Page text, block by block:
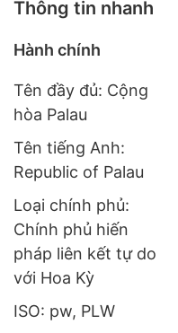
Thông tin nhanh
Hành chính
Tên đầy đủ: Cộng
hòa Palau
Tên tiếng Anh:
Republic of Palau
Loại chính phủ:
Chính phủ hiến
pháp liên kết tự do
với Hoa Kỳ
ISO: pw, PLW